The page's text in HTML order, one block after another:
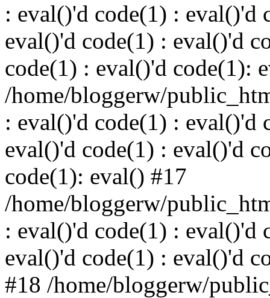
: eval()'d code(1) : eval()'d
eval()'d code(1) : eval()'d
code(1) : eval()'d code(1):
/home/bloggerw/
: eval()'d code(1) : eval()'d
eval()'d code(1) : eval()'d
code(1): eval() #17
/home/bloggerw/
: eval()'d code(1) : eval()'d
eval()'d code(1) : eval()'d
#18 /home/bloggerw/